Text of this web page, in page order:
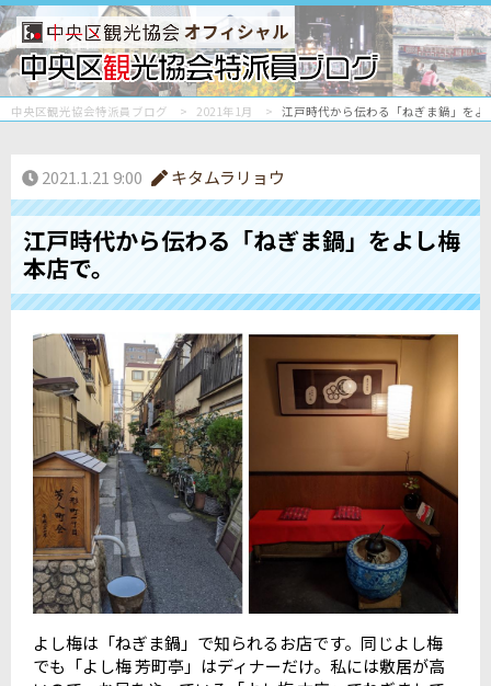
オフィシャル
中央区観光協会特派員ブログ 2021年1月 江戸時代から伝わる「ねぎま鍋」をよ
2021.1.21 9:00 キタムラリョウ
江戸時代から伝わる「ねぎま鍋」をよし梅
本店で。
よし梅は「ねぎま鍋」で知られるお店です。同じよし梅
でも「よし梅 芳町亭」はディナーだけ。私には敷居が高